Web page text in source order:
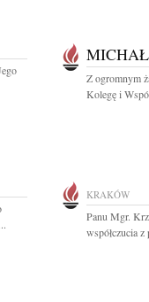
Z ogromnym
Kolegę i
KRAKÓW
Panu Mgr.
współczucia